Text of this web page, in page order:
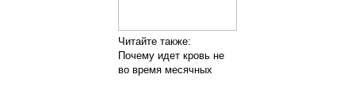
Читайте также:
Почему идет кровь не
во время месячных